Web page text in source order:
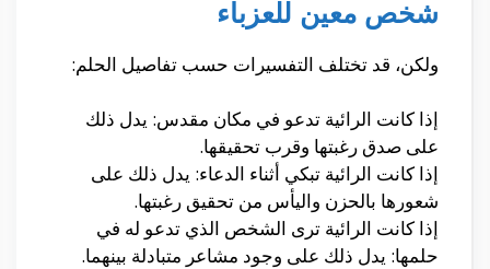
شخص معين للعزباء
ولكن، قد تختلف التفسيرات حسب تفاصيل الحلم:
إذا كانت الرائية تدعو في مكان مقدس: يدل ذلك
على صدق رغبتها وقرب تحقيقها.
إذا كانت الرائية تبكي أثناء الدعاء: يدل ذلك على
شعورها بالحزن واليأس من تحقيق رغبتها.
إذا كانت الرائية ترى الشخص الذي تدعو له في
حلمها: يدل ذلك على وجود مشاعر متبادلة بينهما.